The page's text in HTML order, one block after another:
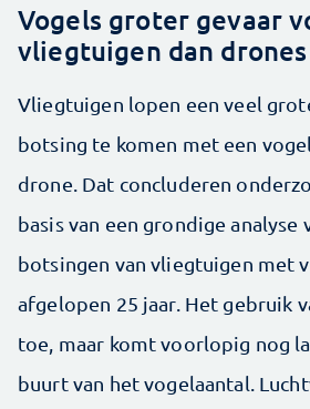
Vogels groter gevaar
vliegtuigen dan drones
Vliegtuigen lopen een veel
botsing te komen met een
drone. Dat concluderen
basis van een grondige analyse
botsingen van vliegtuigen met
afgelopen 25 jaar. Het gebruik
toe, maar komt voorlopig nog
buurt van het vogelaantal.